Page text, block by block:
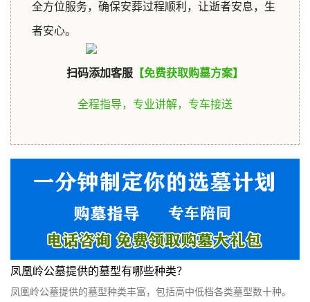
全方位服务，确保安葬过程顺利，让逝者安息，生
者安心。
扫码添加客服 【免费获取购墓方案】
全程指导，专业讲解，专车接送
凤凰岭公墓提供的墓型有哪些种类？
凤凰岭公墓提供的墓型种类丰富，包括高中低档各类墓型数十种。